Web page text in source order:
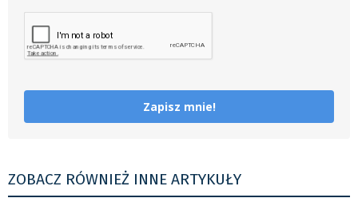
Zapisz mnie!
ZOBACZ RÓWNIEŻ INNE ARTYKUŁY